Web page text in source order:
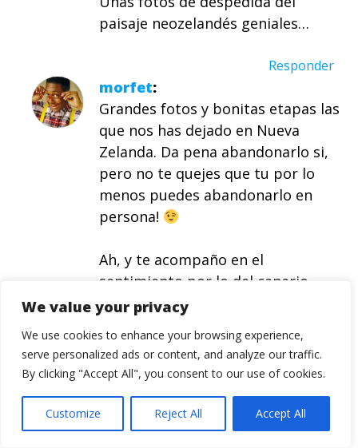
We value your privacy
We use cookies to enhance your browsing experience,
serve personalized ads or content, and analyze our traffic.
By clicking "Accept All", you consent to our use of cookies.
Customize Reject All Accept All
paisaje neozelandés geniales…
Responder
morfet
Grandes fotos y bonitas etapas las
que nos has dejado en Nueva
Zelanda. Da pena abandonarlo si,
pero no te quejes que tu por lo
menos puedes abandonarlo en
persona!
Ah, y te acompaño en el
sentimiento por lo del canario…
Nuala
Qué fotos tan chulas!
más en tu vida, pero es realmente
bonito…!!!